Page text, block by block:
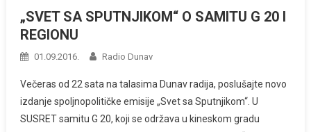
„SVET SA SPUTNJIKOM“ O SAMITU G 20 I
REGIONU
01.09.2016. Radio Dunav
Večeras od 22 sata na talasima Dunav radija, poslušajte novo
izdanje spoljnopolitičke emisije „Svet sa Sputnjikom“. U
SUSRET samitu G 20, koji se održava u kineskom gradu